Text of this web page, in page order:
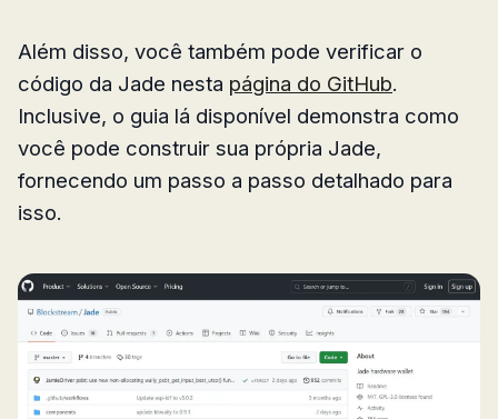
Além disso, você também pode verificar o
código da Jade nesta página do GitHub.
Inclusive, o guia lá disponível demonstra como
você pode construir sua própria Jade,
fornecendo um passo a passo detalhado para
isso.